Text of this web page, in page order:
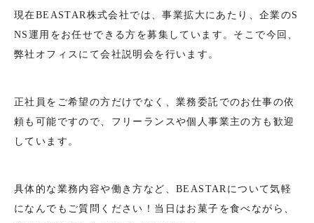
現在BEASTAR株式会社では、事業拡大にあたり、企業のS
NS運用をお任せできる方を募集しています。そこで今回、
弊社オフィスにて会社説明会を行います。
正社員をご希望の方だけでなく、業務委託でのお仕事の依
頼も可能ですので、フリーランスや個人事業主の方も歓迎
しています。
具体的な業務内容や働き方など、BEASTARについて気軽
になんでもご質問ください！当日はお菓子を食べながら、